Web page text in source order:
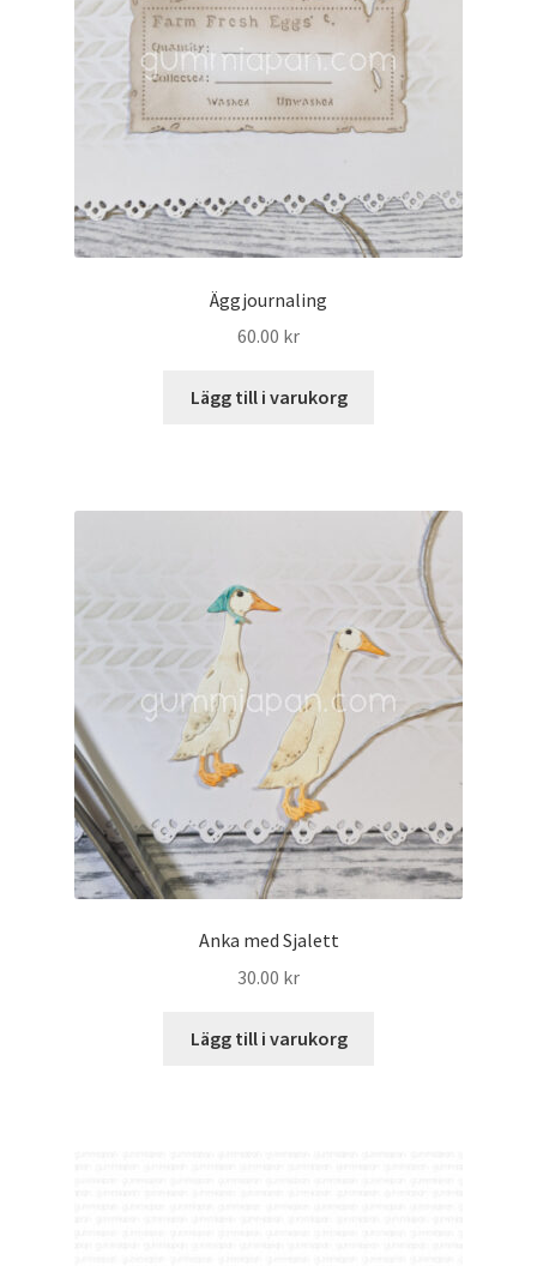
Äggjournaling
60.00 kr
Lägg till i varukorg
Anka med Sjalett
30.00 kr
Lägg till i varukorg